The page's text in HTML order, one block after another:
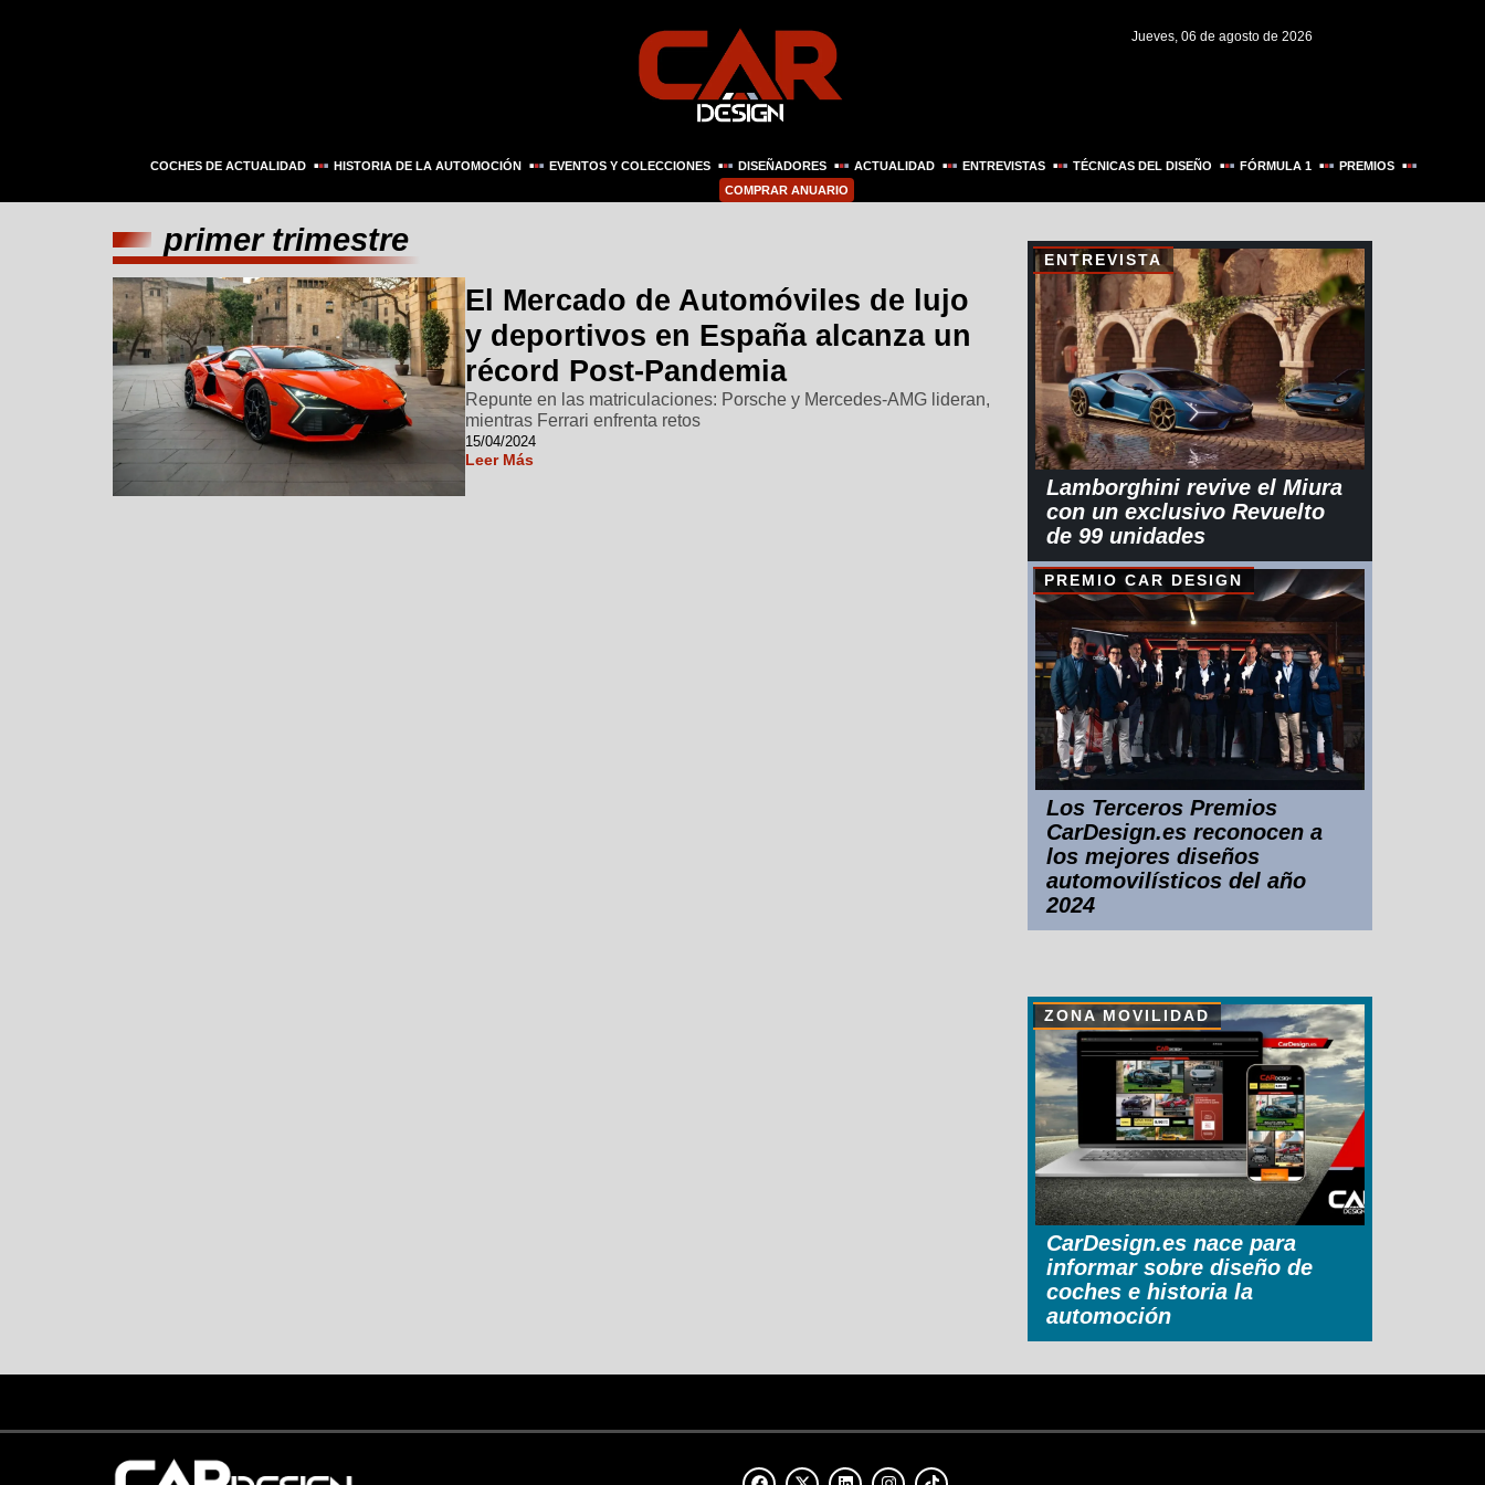
Jueves, 06 de agosto de 2026
COCHES DE ACTUALIDAD HISTORIA DE LA AUTOMOCIÓN EVENTOS Y COLECCIONES DISEÑADORES ACTUALIDAD ENTREVISTAS TÉCNICAS DEL DISEÑO FÓRMULA 1
PREMIOS
COMPRAR ANUARIO
primer trimestre
El Mercado de Automóviles de lujo
y deportivos en España alcanza un
récord Post-Pandemia
Repunte en las matriculaciones: Porsche y Mercedes-AMG lideran,
mientras Ferrari enfrenta retos
15/04/2024
Leer Más
ENTREVISTA
Lamborghini revive el Miura
con un exclusivo Revuelto
de 99 unidades
PREMIO CAR DESIGN
Los Terceros Premios
CarDesign.es reconocen a
los mejores diseños
automovilísticos del año
2024
ZONA MOVILIDAD
CarDesign.es nace para
informar sobre diseño de
coches e historia la
automoción